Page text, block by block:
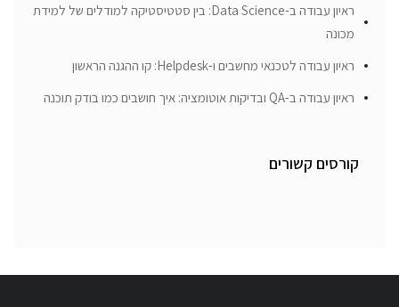
ראיון עבודה ב-Data Science: בין סטטיסטיקה למודלים של למידת
מכונה
ראיון עבודה לטכנאי מחשבים ו-Helpdesk: קו ההגנה הראשון
ראיון עבודה ב-QA ובדיקות אוטומציה: איך חושבים כמו בודק תוכנה
קורסים קשורים